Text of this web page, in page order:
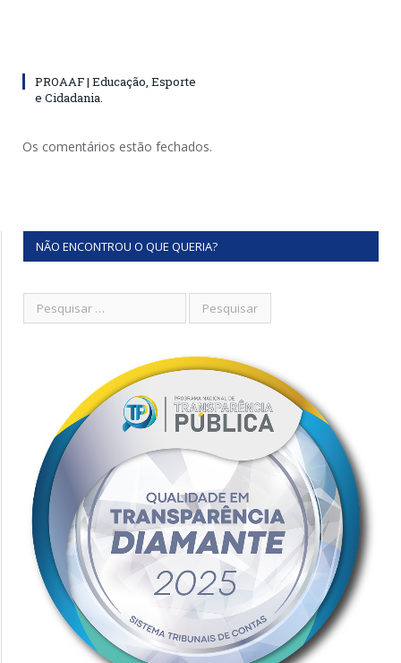
PROAAF | Educação, Esporte
e Cidadania.
Os comentários estão fechados.
NÃO ENCONTROU O QUE QUERIA?